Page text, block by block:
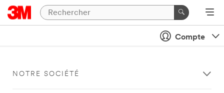
Compte
NOTRE SOCIÉTÉ